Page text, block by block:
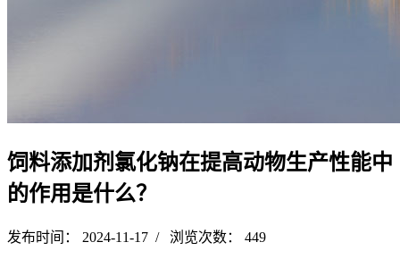
饲料添加剂氯化钠在提高动物生产性能中
的作用是什么？
发布时间： 2024-11-17 / 浏览次数： 449